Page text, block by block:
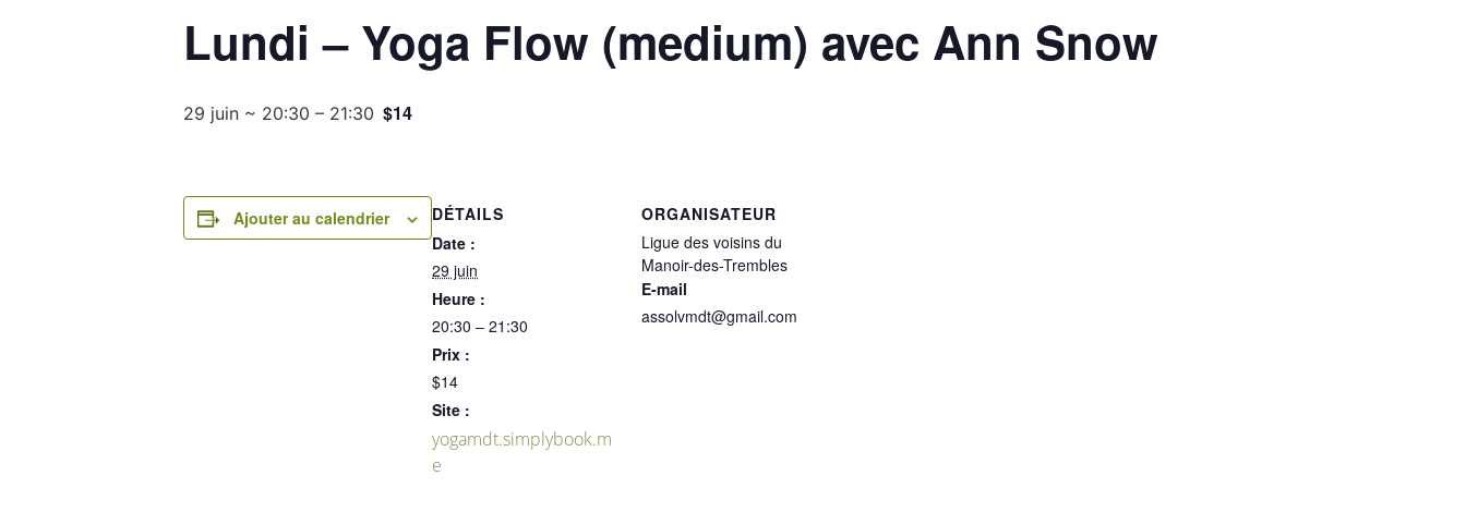
Lundi – Yoga Flow (medium) avec Ann Snow
29 juin ~ 20:30 – 21:30 $14
Ajouter au calendrier
DÉTAILS
Date :
29 juin
Heure :
20:30 – 21:30
Prix :
$14
Site :
yogamdt.simplybook.m
e
ORGANISATEUR
Ligue des voisins du
Manoir-des-Trembles
E-mail
assolvmdt@gmail.com